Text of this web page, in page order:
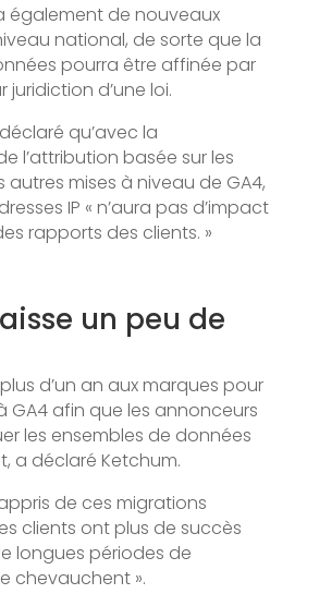
également de nouveaux
national, de sorte que la
pourra être affinée par
d’une loi.
qu’avec la
l’attribution basée sur les
autres mises à niveau de GA4,
IP « n’aura pas d’impact
rapports des clients. »
un peu de
d’un an aux marques pour
GA4 afin que les annonceurs
les ensembles de données
a déclaré Ketchum.
de ces migrations
clients ont plus de succès
longues périodes de
chevauchent ».